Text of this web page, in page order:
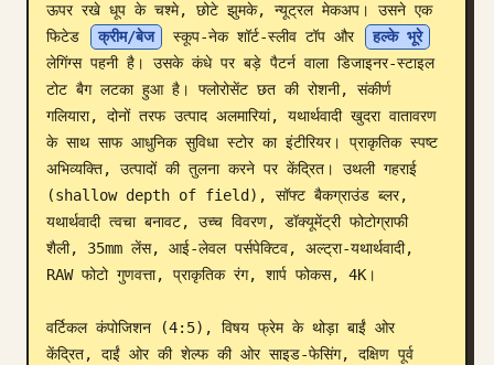
ऊपर रखे धूप के चश्मे, छोटे झुमके, न्यूट्रल मेकअप। उसने एक
फिटेड
क्रीम/बेज स्कूप-नेक शॉर्ट-स्लीव टॉप और
हल्के भूरे
लेगिंग्स पहनी है। उसके कंधे पर बड़े पैटर्न वाला डिजाइनर-स्टाइल
टोट बैग लटका हुआ है। फ्लोरोसेंट छत की रोशनी, संकीर्ण
गलियारा, दोनों तरफ उत्पाद अलमारियां, यथार्थवादी खुदरा वातावरण
के साथ साफ आधुनिक सुविधा स्टोर का इंटीरियर। प्राकृतिक स्पष्ट
अभिव्यक्ति, उत्पादों की तुलना करने पर केंद्रित। उथली गहराई
(shallow depth of field), सॉफ्ट बैकग्राउंड ब्लर,
यथार्थवादी त्वचा बनावट, उच्च विवरण, डॉक्यूमेंट्री फोटोग्राफी
शैली, 35mm लेंस, आई-लेवल पर्सपेक्टिव, अल्ट्रा-यथार्थवादी,
RAW फोटो गुणवत्ता, प्राकृतिक रंग, शार्प फोकस, 4K।
वर्टिकल कंपोजिशन (4:5), विषय फ्रेम के थोड़ा बाईं ओर
केंद्रित, दाईं ओर की शेल्फ की ओर साइड-फेसिंग, दक्षिण पूर्व